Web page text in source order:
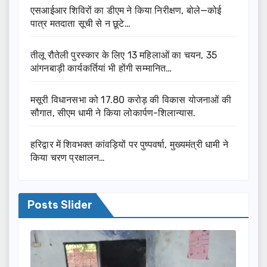
एसआईआर शिविरों का डीएम ने किया निरीक्षण, बोले—कोई
पात्र मतदाता सूची से न छूटे…
तीलू रौतेली पुरस्कार के लिए 13 महिलाओं का चयन, 35
आंगनबाड़ी कार्यकर्तियां भी होंगी सम्मानित…
मसूरी विधानसभा को 17.80 करोड़ की विकास योजनाओं की
सौगात, सीएम धामी ने किया लोकार्पण-शिलान्यास.
हरिद्वार में शिवभक्त कांवड़ियों पर पुष्पवर्षा, मुख्यमंत्री धामी ने
किया चरण प्रक्षालन…
Posts Slider